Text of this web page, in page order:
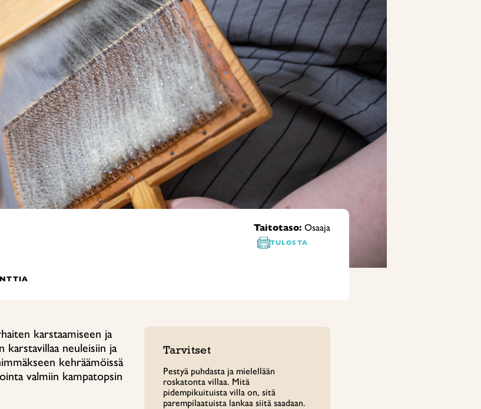
Taitotaso: Osaaja
TULOSTA
karstaamiseen ja
neuleisiin ja
kehräämöissä
valmiin kampatopsin
Tarvitset
Pestyä puhdasta ja mielellään
roskatonta villaa. Mitä
pidempikuituista villa on, sitä
parempilaatuista lankaa siitä saadaan.